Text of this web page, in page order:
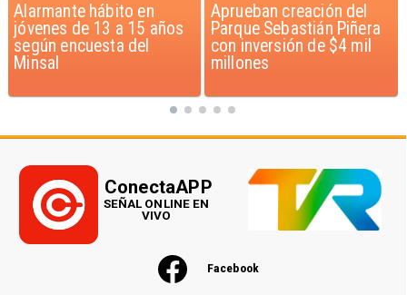
Aprueban creación del
Parque Sebastián Piñera
con inversión de $4 mil
millones
Claudio Bravo baja la
euforia sobre fichaje de
Vozinha
Facebook
ConectaAPP
SEÑAL ONLINE EN
VIVO